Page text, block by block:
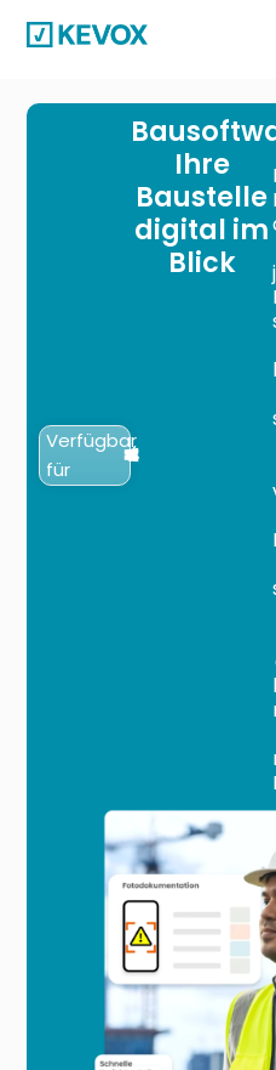
Verfügbar
für
Ihre
Baustelle
digital im
Blick